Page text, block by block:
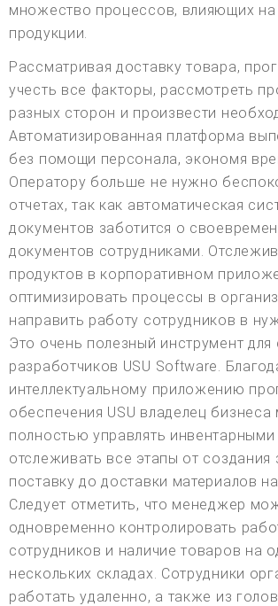
множество процессов, влияющих на
продукции.
Рассматривая доставку товара,
учесть все факторы, рассмотреть
разных сторон и произвести
Автоматизированная платформа
без помощи персонала, экономя
Оператору больше не нужно
отчетах, так как автоматическая
документов заботится о
документов сотрудниками.
продуктов в корпоративном
оптимизировать процессы в
направить работу сотрудников в
Это очень полезный инструмент для
разработчиков USU Software.
интеллектуальному приложению
обеспечения USU владелец
полностью управлять
отслеживать все этапы от создания
поставку до доставки материалов
Следует отметить, что менеджер
одновременно контролировать
сотрудников и наличие товаров на
нескольких складах. Сотрудники
работать удаленно, а также из